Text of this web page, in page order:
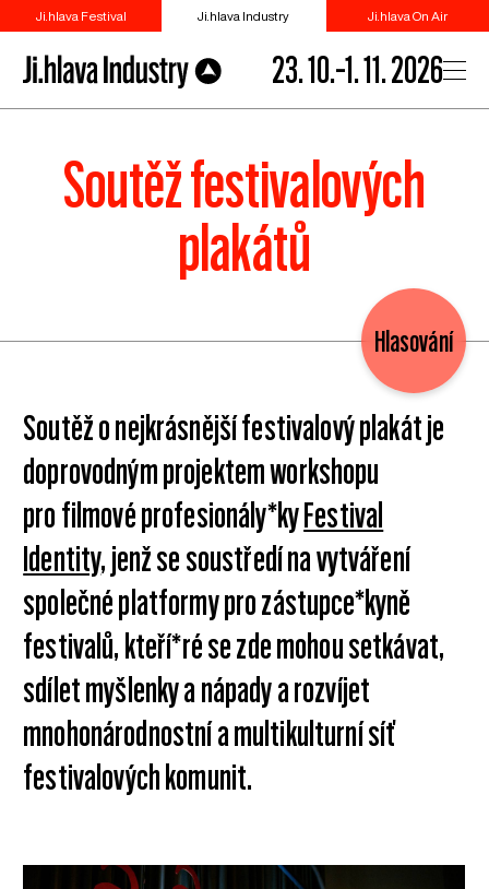
Ji.hlava Festival Ji.hlava Industry Ji.hlava On Air
23. 10.–1. 11. 2026
Soutěž festivalových
plakátů
Hlasování
Soutěž o nejkrásnější festivalový plakát je
doprovodným projektem workshopu
pro filmové profesionály*ky Festival
Identity, jenž se soustředí na vytváření
společné platformy pro zástupce*kyně
festivalů, kteří*ré se zde mohou setkávat,
sdílet myšlenky a nápady a rozvíjet
mnohonárodnostní a multikulturní síť
festivalových komunit.